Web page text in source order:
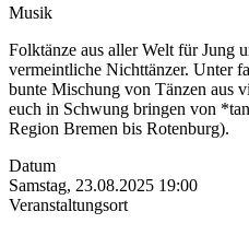
Musik
Folktänze aus aller Welt für Jung
vermeintliche Nichttänzer. Unter
bunte Mischung von Tänzen aus
euch in Schwung bringen von
Region Bremen bis Rotenburg).
Datum
Samstag, 23.08.2025 19:00
Veranstaltungsort